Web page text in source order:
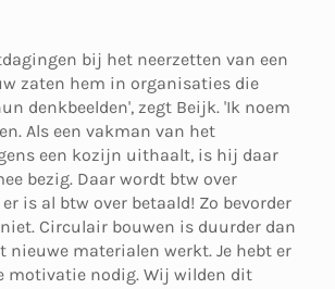
bij het neerzetten van een
zaten hem in organisaties die
denkbeelden', zegt Beijk. 'Ik noem
Als een vakman van het
een kozijn uithaalt, is hij daar
bezig. Daar wordt btw over
is al btw over betaald! Zo bevorder
Circulair bouwen is duurder dan
nieuwe materialen werkt. Je hebt er
motivatie nodig. Wij wilden dit